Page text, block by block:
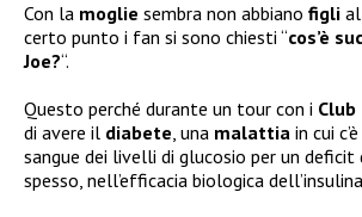
Con la moglie sembra non abbiano figli
certo punto i fan si sono chiesti “cos’è
Joe?“.
Questo perché durante un tour con i Club
di avere il diabete, una malattia in cui
sangue dei livelli di glucosio per un
spesso, nell’efficacia biologica